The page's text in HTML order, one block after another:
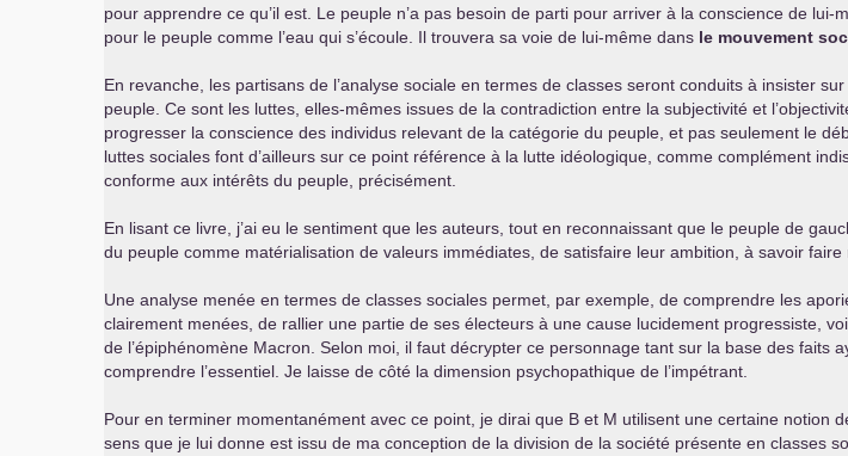
pour apprendre ce qu’il est. Le peuple n’a pas besoin de parti pour arriver à la conscience de
pour le peuple comme l’eau qui s’écoule. Il trouvera sa voie de lui-même dans le mouvement
En revanche, les partisans de l’analyse sociale en termes de classes seront conduits à insister sur
peuple. Ce sont les luttes, elles-mêmes issues de la contradiction entre la subjectivité et
progresser la conscience des individus relevant de la catégorie du peuple, et pas seulement le
luttes sociales font d’ailleurs sur ce point référence à la lutte idéologique, comme complément
conforme aux intérêts du peuple, précisément.
En lisant ce livre, j’ai eu le sentiment que les auteurs, tout en reconnaissant que le peuple de
du peuple comme matérialisation de valeurs immédiates, de satisfaire leur ambition, à savoir
Une analyse menée en termes de classes sociales permet, par exemple, de comprendre les
clairement menées, de rallier une partie de ses électeurs à une cause lucidement progressiste,
de l’épiphénomène Macron. Selon moi, il faut décrypter ce personnage tant sur la base des faits
comprendre l’essentiel. Je laisse de côté la dimension psychopathique de l’impétrant.
Pour en terminer momentanément avec ce point, je dirai que B et M utilisent une certaine notion
sens que je lui donne est issu de ma conception de la division de la société présente en classes